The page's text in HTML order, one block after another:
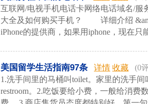
互联网/电视手机电话卡网络电话域名/服
大全及如何购买手机？ 详
iPhone的提供商，如果用iphone，现在只
美国留学生活指南97条 详情 收藏
(0
1.洗手间里的马桶叫toilet。家里的洗手间
restroom。2.吃饭要给小费，一般给消费